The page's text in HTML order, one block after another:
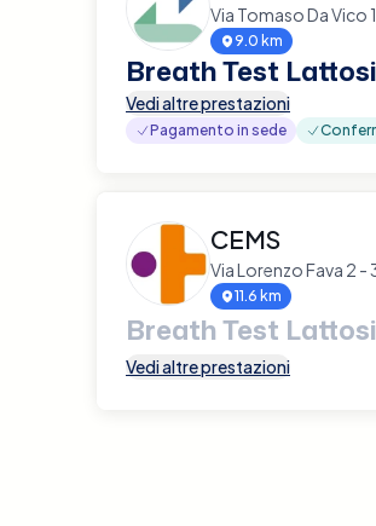
Via Tomaso Da Vico
9.0 km
Breath Test
Vedi altre prestazioni
Pagamento in sede
CEMS
Via Lorenzo Fava 2 -
11.6 km
Breath Test
Vedi altre prestazioni